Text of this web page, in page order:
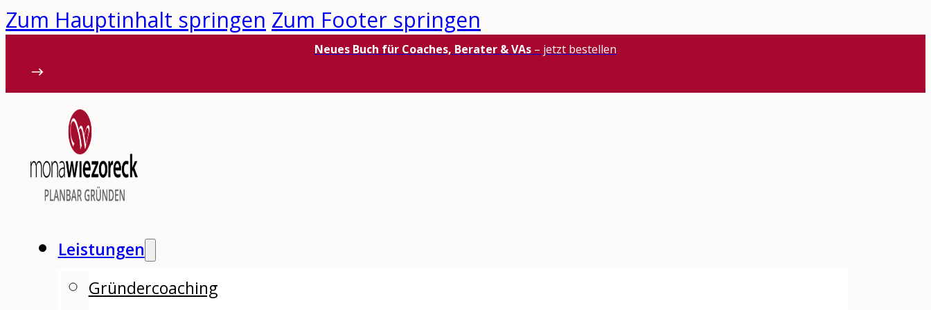
Zum Hauptinhalt springen Zum Footer springen
Neues Buch für Coaches, Berater & VAs – jetzt bestellen
Leistungen
Gründercoaching